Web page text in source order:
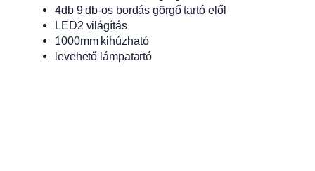
4db 9 db-os bordás görgő tartó elől
LED2 világítás
1000mm kihúzható
levehető lámpatartó